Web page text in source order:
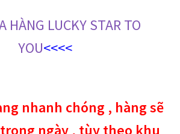
HÀNG LUCKY STAR TO
YOU<<<<
nhanh chóng , hàng sẽ
ngày , tùy theo khu